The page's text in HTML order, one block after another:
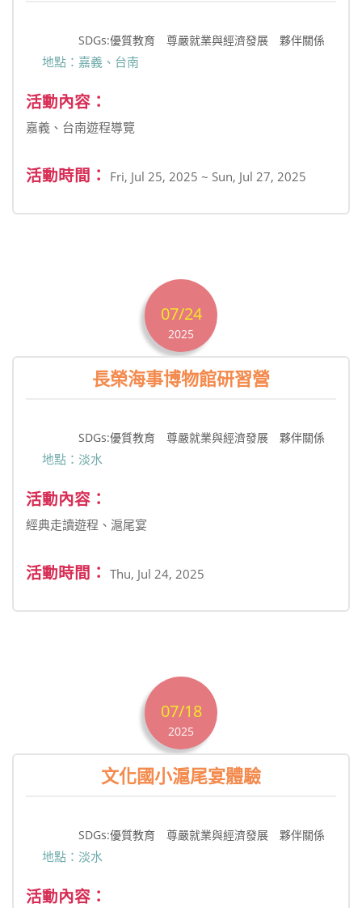
SDGs:優質教育 尊嚴就業與經濟發展 夥伴關係
地點：嘉義、台南
活動內容：
嘉義、台南遊程導覽
活動時間： Fri, Jul 25, 2025 ~ Sun, Jul 27, 2025
07/24
2025
長榮海事博物館研習營
SDGs:優質教育 尊嚴就業與經濟發展 夥伴關係
地點：淡水
活動內容：
經典走讀遊程、滬尾宴
活動時間： Thu, Jul 24, 2025
07/18
2025
文化國小滬尾宴體驗
SDGs:優質教育 尊嚴就業與經濟發展 夥伴關係
地點：淡水
活動內容：